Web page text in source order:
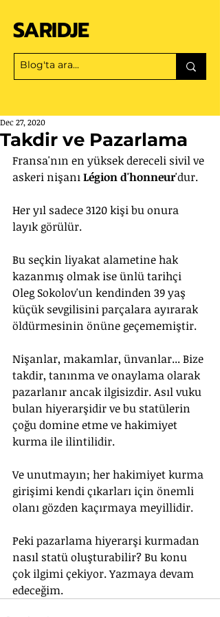
SARIDJE
Takdir ve Pazarlama
Dec 27, 2020
Fransa'nın en yüksek dereceli sivil ve
askeri nişanı Légion d'honneur'dur.
Her yıl sadece 3120 kişi bu onura
layık görülür.
Bu seçkin liyakat alametine hak
kazanmış olmak ise ünlü tarihçi
Oleg Sokolov'un kendinden 39 yaş
küçük sevgilisini parçalara ayırarak
öldürmesinin önüne geçememiştir.
Nişanlar, makamlar, ünvanlar... Bize
takdir, tanınma ve onaylama olarak
pazarlanır ancak ilgisizdir. Asıl vuku
bulan hiyerarşidir ve bu statülerin
çoğu domine etme ve hakimiyet
kurma ile ilintilidir.
Ve unutmayın; her hakimiyet kurma
girişimi kendi çıkarları için önemli
olanı gözden kaçırmaya meyillidir.
Peki pazarlama hiyerarşi kurmadan
nasıl statü oluşturabilir? Bu konu
çok ilgimi çekiyor. Yazmaya devam
edeceğim.